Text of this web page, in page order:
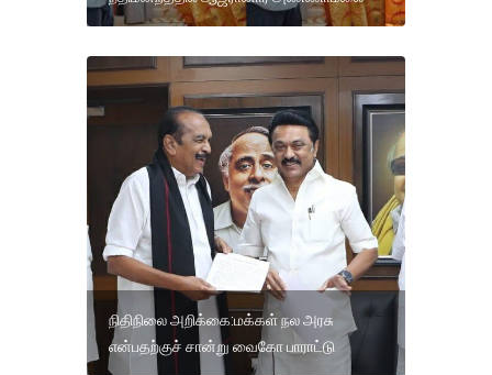
நிதிநிலை அறிக்கை:மக்கள் நல அரசு
என்பதற்குச் சான்று வைகோ பாராட்டு